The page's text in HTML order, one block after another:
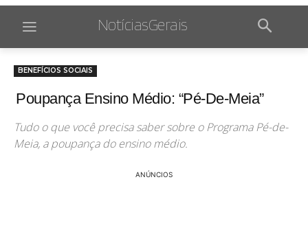
NotíciasGerais
BENEFÍCIOS SOCIAIS
Poupança Ensino Médio: “Pé-De-Meia”
Tudo o que você precisa saber sobre o Programa Pé-de-
Meia, a poupança do ensino médio.
ANÚNCIOS